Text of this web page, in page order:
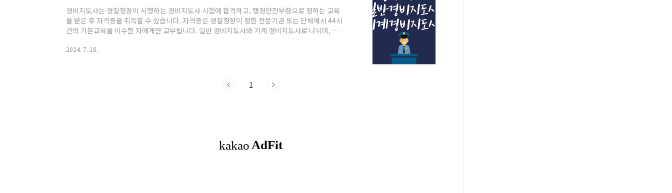
경비지도사는 경찰청장이 시행하는 경비지도사 시험에 합격하고, 행정안전부령으로 정하는 교육
을 받은 후 자격증을 취득할 수 있습니다. 자격증은 경찰청장이 정한 전문기관 또는 단체에서 44시
간의 기본교육을 이수한 자에게만 교부됩니다. 일반 경비지도사와 기계 경비지도사로 나뉘며, 각
정보3. 기계 경비지도사의 취업 정보4. 경비지도사의 평균 연봉5. 경비지도사 응시자격 및 시험과
2024. 7. 18.
1